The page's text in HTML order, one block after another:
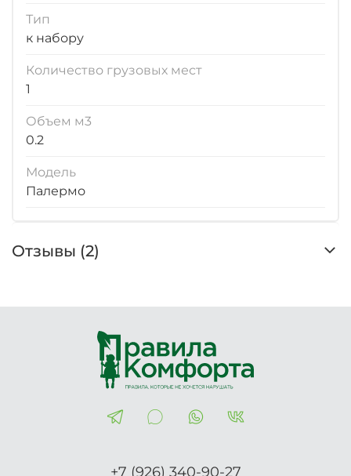
Тип
к набору
Количество грузовых мест
1
Объем м3
0.2
Модель
Палермо
Отзывы (2)
+7 (926) 340-90-27